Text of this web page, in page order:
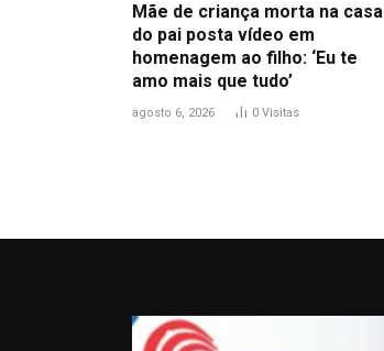
Mãe de criança morta na casa
do pai posta vídeo em
homenagem ao filho: ‘Eu te
amo mais que tudo’
agosto 6, 2026 0 Visitas